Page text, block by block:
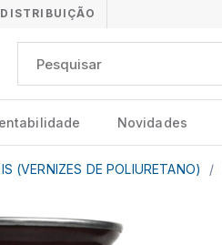
DISTRIBUIÇÃO
Novidades
(VERNIZES DE POLIURETANO) /